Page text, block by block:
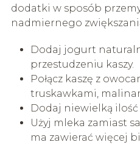
dodatki w sposób
nadmiernego
Dodaj jogurt
przestudzeniu kaszy.
Połącz kaszę z
truskawkami,
Dodaj niewielką ilość
Użyj mleka zamiast
ma zawierać więcej